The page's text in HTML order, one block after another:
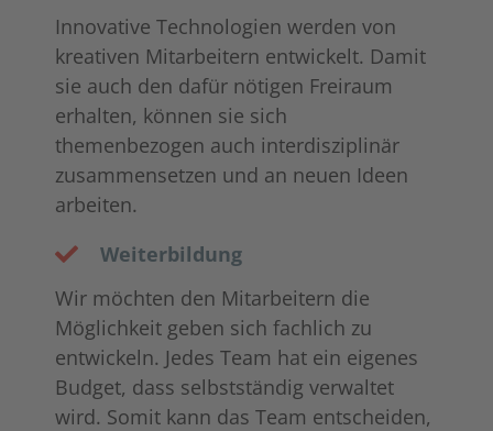
Innovative Technologien werden von
kreativen Mitarbeitern entwickelt. Damit
sie auch den dafür nötigen Freiraum
erhalten, können sie sich
themenbezogen auch interdisziplinär
zusammensetzen und an neuen Ideen
arbeiten.
Weiterbildung
Wir möchten den Mitarbeitern die
Möglichkeit geben sich fachlich zu
entwickeln. Jedes Team hat ein eigenes
Budget, dass selbstständig verwaltet
wird. Somit kann das Team entscheiden,